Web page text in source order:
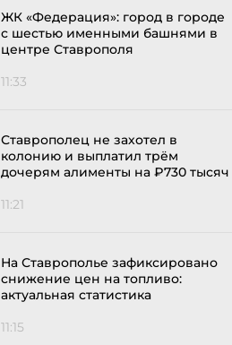
ЖК «Федерация»: город в городе
с шестью именными башнями в
центре Ставрополя
11:33
Ставрополец не захотел в
колонию и выплатил трём
дочерям алименты на ₽730 тысяч
11:21
На Ставрополье зафиксировано
снижение цен на топливо:
актуальная статистика
11:15